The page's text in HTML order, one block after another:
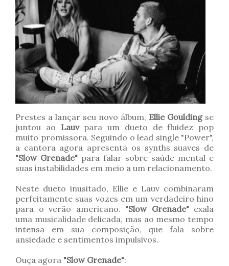
Prestes a lançar seu novo álbum, Ellie Goulding se
juntou ao Lauvpara um dueto de fluidez pop
muito promissora. Seguindo o lead single "Power",
a cantora agora apresenta os synths suaves de
"Slow Grenade" para falar sobre saúde mental e
suas instabilidades em meio a um relacionamento.
Neste dueto inusitado, Ellie e Lauv combinaram
perfeitamente suas vozes em um verdadeiro hino
para o verão americano. "Slow Grenade"exala
uma musicalidade delicada, mas ao mesmo tempo
intensa em sua composição, que fala sobre
ansiedade e sentimentos impulsivos.
Ouça agora "Slow Grenade":